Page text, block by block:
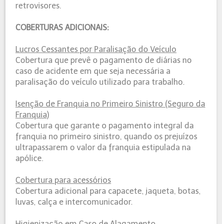
retrovisores.
COBERTURAS ADICIONAIS:
Lucros Cessantes por Paralisação do Veículo
Cobertura que prevê o pagamento de diárias no
caso de acidente em que seja necessária a
paralisação do veículo utilizado para trabalho.
Isenção de Franquia no Primeiro Sinistro (Seguro da
Franquia)
Cobertura que garante o pagamento integral da
franquia no primeiro sinistro, quando os prejuízos
ultrapassarem o valor da franquia estipulada na
apólice.
Cobertura para acessórios
Cobertura adicional para capacete, jaqueta, botas,
luvas, calça e intercomunicador.